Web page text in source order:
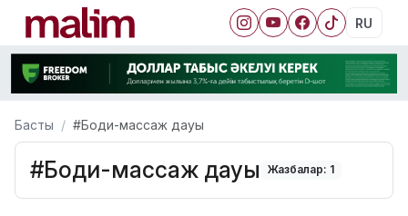
RU
Басты #Боди-массаж дауы
#Боди-массаж дауы Жазбалар: 1